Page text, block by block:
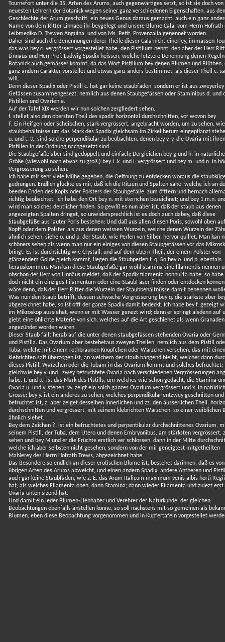
Tournefort unter die 35. Arten des Arums, auch gegenwärtiges setzt, so ist sie doch von
neuesten Lehrern der Botanick wegen seiner ganz verschiedenen Eigenschaften, aus
Geschlechte der Arum geschafft, ein neues Genus daraus gemacht, auch ein ganz
Name von dem Ritter Linnaeo ihr beygelegt und unsere Blume Cala, vom Herrn Hofrath
Leibmediko D. Trewen Anguina, und von Ms. Petit, Provenzalia genennet worden.
Daher sind auch die Benennungen derer Theile dieser Cala nicht einerley, immassen
das was bey c. vergrössert vorgestellet habe, den Pistillum nennt, den aber der Herr
Linnäus und Herr Prof. Ludwig Spadix heissen, welche letztere Benennung denen
Botanick auch gemässer kommt, da das Wort Pistillum bey denen Blumen und Blüthen,
ganz andern Carakter vorstellet und etwas ganz anders bestimmet, als dieser Theil c.
will.
Denn dieser Spadix oder Pistill c. hat gar keine staubfäden, sondern er ist aus zweyerley
Gefässen zusammengesezt; nemlich aus denen Staubgefässen oder Staminibus d. und
Pistillen und Ovarien e.
Auf der Tafel XIX werden wir nun solchen zergliedert sehen.
f. stellet also den obersten Theil des spadir horizontal durchschnitten, vor wovon bey
F. Ein Reifgen oder Scheibchen, stark vergrössert, angebracht worden, um zu sehen,
staubbehältnisse um das Mark des Spadix gleichsam im Zirkel herum eingepflanzt
u. und t. tt. sind solche perpendikular zu beobachten, denen bey v. v. die Ovaria mit ihren
Pistillen in der Ordnung nachgesetzt sind.
Die Staubgefäße aber sind gedoppelt und einfach; Dergleichen bey g und h. in
Größe (wiewohl noch etwas zu groß,) bey i. k. und l. vergrössert und bey m. und n. in
Vergrösserung zu sehen.
Ich habe mir sehr viele Mühe gegeben, die Oeffnung zu entdecken woraus die
gedrungen. Endlich glückte es mir, daß ich die Ritzen und Spalten sahe, welche ich an
beeden Enden des Kopfs oder Polsters der Staubgefäße, zum öfftern und hernach
richtig beobachtet. Ich habe den Ort bey n. mit sternchen bezeichnet; und bey 1.m.n.
wird man solches deutlicher finden. So gewiß es nun aber ist, daß der staub aus denen
angezeigten Spalten dringet, so unwidersprechlich ist es doch auch dabey, daß diese
Staubgefäße aus lauter Poris bestehen: Und daß aus allen diesen Poris, sowohl oben
Kopff oder dem Polster, als aus denen weissen Wurzeln, welche denen Wurzeln der
ähnlich sehen, siehe o. und p. der Staub, wie Perlen von Silber, hervor quillet. Man kan
schöners sehen als wenn man nur ein einiges von diesen Staubgefässen vor das
bringt. Es ist durchsichtig wie Crystall, und auf dem obern Theil, der einem Polster von
glänzendem Golde gleich kommt, liegen die Staubperlen f. q. So bey o. und p. ebenfals
herauskommen. Man kan diese Staubgefäße gar wohl stamina sine filamentis nennen
obschon der Herr von Linnäus meldet, daß der Spadix filamenta nonnul1a habe, so habe
doch nicht ein einziges Filamentum oder eine StaubFaser finden oder entdecken
wäre denn, daß der Herr Ritter die Wurzeln der Staubbehältnüsse damit benennen
Was nun den Staub betrifft, dessen schwache Vergrösserung bey q. die stärkste aber
abgezeichnet habe, so ist offt der ganze Spadix damit bedeckt. Ich habe bey f. gezeigt
im Mikroskop aussiehet, wenn er mit Wasser genezt wird; dann er springt alsdenn auf
giebt eine öhlichte Materie von sich, welches auf die Art geschiehet als wenn Granaden
angezündet worden wären.
Dieser Staub fällt herab auf die unter denen staubgefässen stehenden Ovaria oder
und Pistilla. Das Ovarium aber bestehetaus zweyen Theilen, nemlich aus dem Pistill
Tuba, welche mit einem rothbraunen Knöpfchen oder Wärzchen versehen, das mit
klebrichten saft überzogen ist, an welchem der staub hangend bleibt, welcher dann
dieses Pistill, Wärzchen oder die Tubam in das Ovarium kommt und solches befruchtet;
gleichwie bey y. und . zwey befruchtete Ovaria nach verschiedenen Vergrösserungen
habe. t. und tt. ist das Mark des Pistills, um welches wie schon gedacht, die Stamina
Ovaria u. und v. stehen. vv. zeigt ein solch ganzes Ovarium vergrössert und x. in
Grösse: bey y. ist ein anderes zu sehen, welches perpendikular entzwey geschnitten und
befruchtet ist, z. aber zeiget desselben innerlichen und zz. den äusserlichen Theil,
durchschnitten und vergrössert, mit seinem klebrichten Wärzchen, so einer weiblichen
ähnlich siehet.
Bey dem Zeichen ?. ist ein befruchtetes und perpentikular durchschnittenes Ovarium,
seinem Pistill, der Tuba, dem Utero und denen Embryonibus, am stärksten vergrössert,
sehen und bey M und er die Früchte erstlich ver schlossen, dann in der Mitte
welche ich aber selbsten nicht gesehen, sondern von der mir geneigtest mitgetheilten
Mahlerey des Herrn Hofrath Trews, abgezeichnet habe.
Das Besondere so endlich an dieser erotischen Blume ist, bestehet darinnen, daß es
übrigen Arten des Arums abweicht, und einen andern Spadix, andere Antheren und
auch gar keine Staubfäden, wie z. E. das Arum Italicum maximum venis albis horti
hat, als welches Filamenta oben, dann Stamina; dann wieder Filamenta und zulezt erst
Ovaria unten sizend hat.
Und damit ein jeder Blumen-Liebhaber und Verehrer der Naturkunde, der gleichen
Beobachtungen ebenfalls anstellen könne, so soll nächstens mit so gemeinen als
Blumen, eben diese Beobachtung vorgenommen und in Kupfertafeln vorgestellet